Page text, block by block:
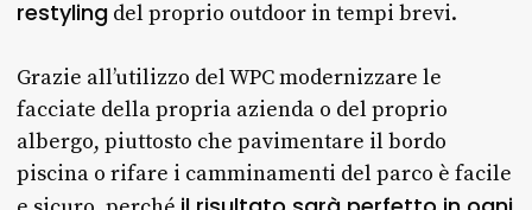
restylingdel proprio outdoor in tempi brevi.
Grazie all’utilizzo del WPC modernizzare le
facciate della propria azienda o del proprio
albergo, piuttosto che pavimentare il bordo
piscina o rifare i camminamenti del parco è facile